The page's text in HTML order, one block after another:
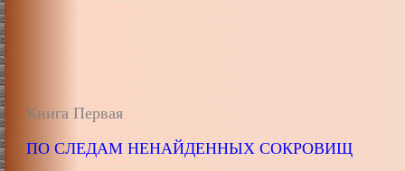
Книга Первая
ПО СЛЕДАМ НЕНАЙДЕННЫХ СОКРОВИЩ